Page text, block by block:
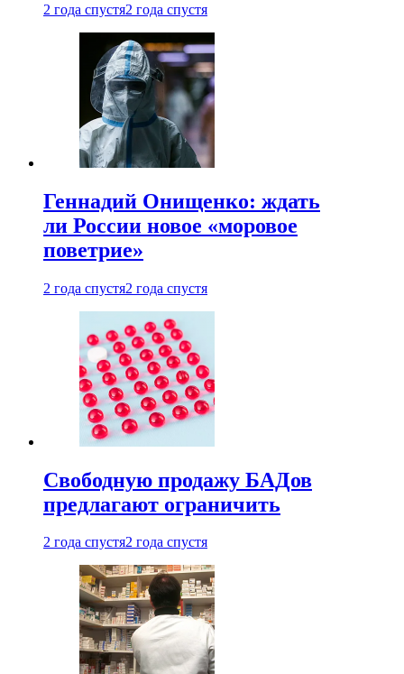
2 года спустя2 года спустя
Геннадий Онищенко: ждать
ли России новое «моровое
поветрие»
2 года спустя2 года спустя
Свободную продажу БАДов
предлагают ограничить
2 года спустя2 года спустя